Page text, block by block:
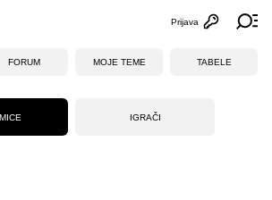
Otvori
Prijava
FORUM MOJE TEME TABELE
IGRAČI